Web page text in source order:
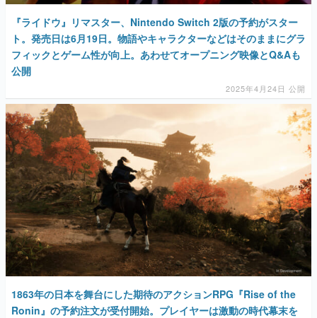
『ライドウ』リマスター、Nintendo Switch 2版の予約がスター
ト。発売日は6月19日。物語やキャラクターなどはそのままにグラ
フィックとゲーム性が向上。あわせてオープニング映像とQ&Aも
公開
2025年4月24日 公開
1863年の日本を舞台にした期待のアクションRPG『Rise of the
Ronin』の予約注文が受付開始。プレイヤーは激動の時代幕末を